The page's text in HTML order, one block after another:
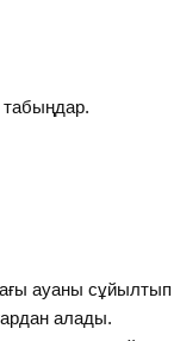
табыңдар.
ауаны сұйылтып
алады.